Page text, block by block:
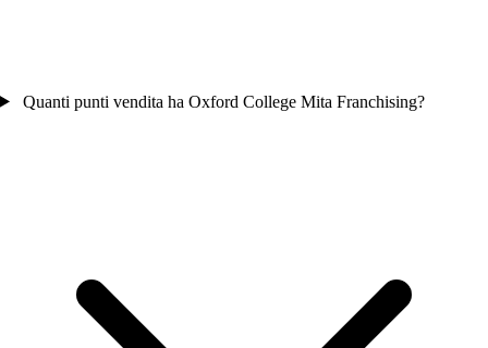
Quanti punti vendita ha Oxford College Mita Franchising?